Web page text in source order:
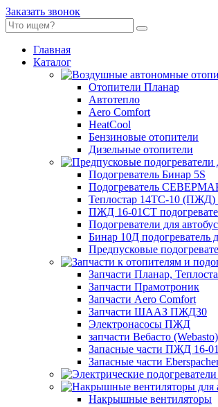
Заказать звонок
Главная
Каталог
Отопители Планар
Автотепло
Aero Comfort
HeatCool
Бензиновые отопители
Дизельные отопители
Подогреватель Бинар 5S
Подогреватель
Теплостар 14ТС-10 (ПЖД)
ПЖД 16-01СТ
Подогреватели для
Бинар 10Д подогреватель
Предпусковые
Запчасти Планар,
Запчасти Прамотроник
Запчасти Aero Comfort
Запчасти ШААЗ ПЖД30
Электронасосы ПЖД
запчасти Вебасто (Webasto)
Запасные части ПЖД 16-
Запасные части
Накрышные вентиляторы